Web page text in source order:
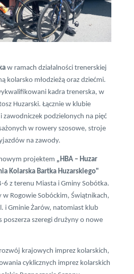
w ramach działalności trenerskiej
kolarsko młodzieżą oraz dziećmi.
kadra trenerska, w
Huzarski. Łącznie w klubie
podzielonych na pięć
w rowery szosowe, stroje
na zawody.
projektem „HBA – Huzar
Kolarska Bartka Huzarskiego"
6 z terenu Miasta i Gminy Sobótka.
w Rogowie Sobóckim, Świątnikach,
i Gminie Żarów, natomiast klub
poszerza szeregi drużyny o nowe
krajowych imprez kolarskich,
cyklicznych imprez kolarskich